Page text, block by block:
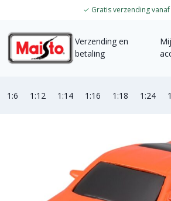
✓ Gratis verzending vanaf
Verzending en
betaling
1:6 1:12 1:14 1:16 1:18 1:24